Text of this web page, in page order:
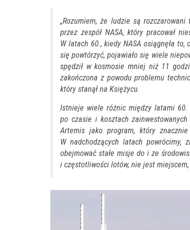
„Rozumiem, że ludzie są
przez zespół NASA, który pracował
W latach 60., kiedy NASA osiągnęła
się powtórzyć, pojawiało się wiele
spędził w kosmosie mniej niż 11
zakończona z powodu problemu
który stanął na Księżycu.
Istnieje wiele różnic między latami 60.
po czasie i kosztach
Artemis jako program, który
W nadchodzących latach powrócimy,
obejmować stałe misje do i ze
i częstotliwości lotów, nie jest